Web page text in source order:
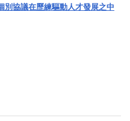
別協議在歷練驅動人才發展之中